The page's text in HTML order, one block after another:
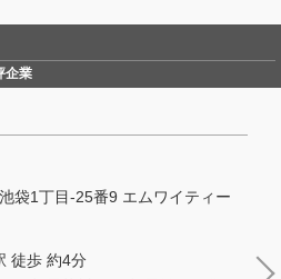
企業
袋1丁目-25番9 エムワイティー
徒歩 約4分